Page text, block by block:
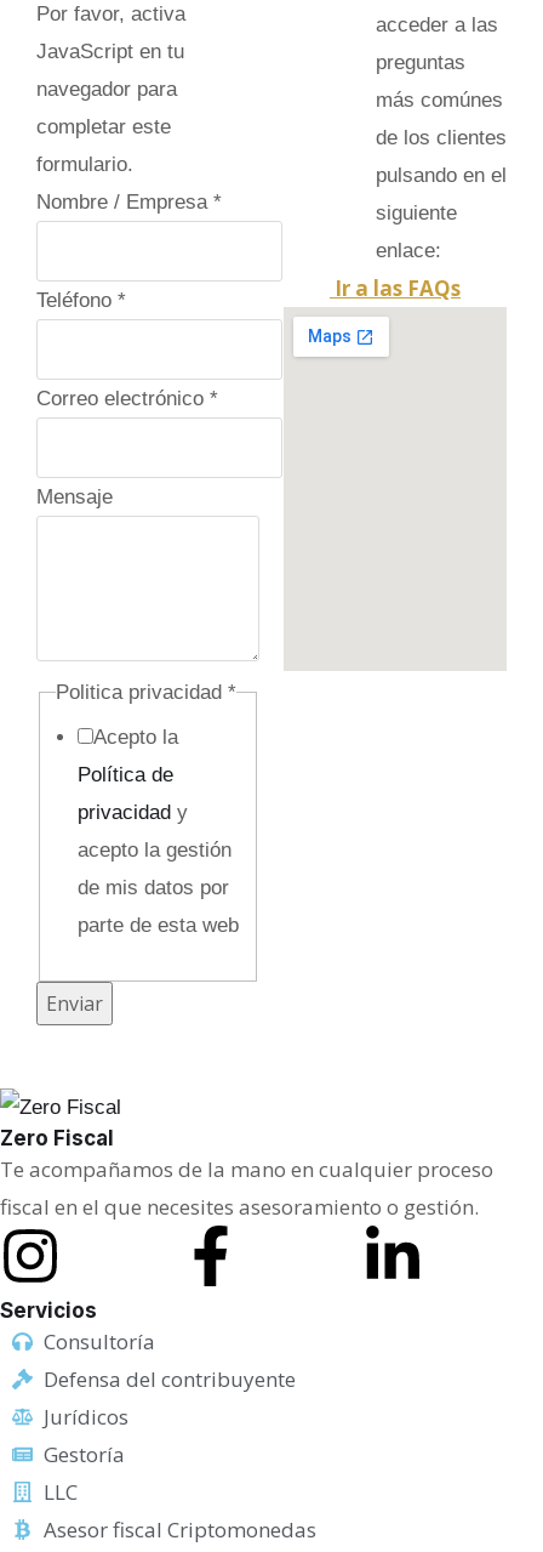
Por favor, activa
JavaScript en tu
navegador para
completar este
formulario.
Nombre / Empresa *
Teléfono *
Correo electrónico *
Mensaje
Politica privacidad *
Acepto la
Política de
privacidady
acepto la gestión
de mis datos por
parte de esta web
C
r
e
p
r
i
v
a
c
d
a
Enviar
acceder a las
preguntas
más comúnes
de los clientes
pulsando en el
siguiente
enlace:
Ir a las FAQs
Zero Fiscal
Te acompañamos de la mano en cualquier proceso
fiscal en el que necesites asesoramiento o gestión.
Servicios
Consultoría
Defensa del contribuyente
Jurídicos
Gestoría
LLC
Asesor fiscal Criptomonedas